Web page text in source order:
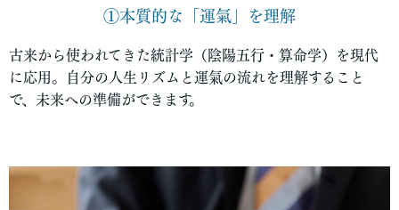
①本質的な「運氣」を理解
古来から使われてきた統計学（陰陽五行・算命学）を現代
に応用。自分の人生リズムと運氣の流れを理解すること
で、未来への準備ができます。